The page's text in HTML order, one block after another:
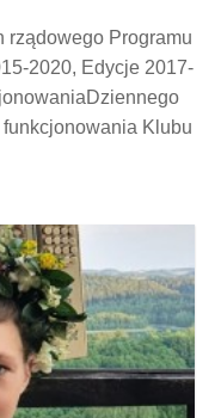
rządowego Programu
2020, Edycje 2017-
funkcjonowania Klubu